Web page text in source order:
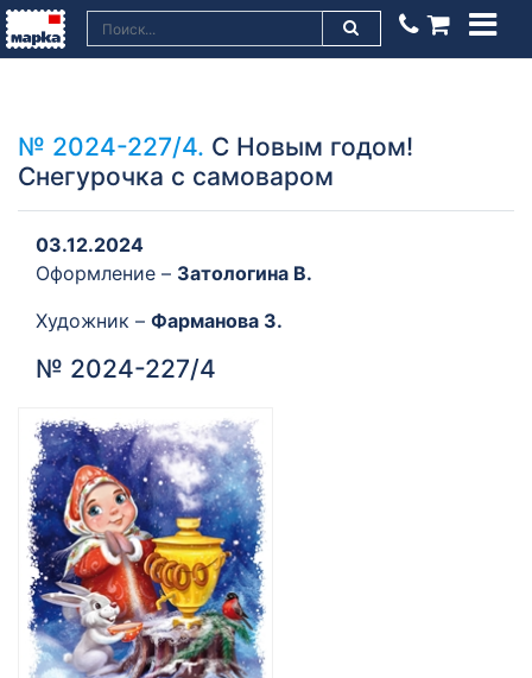
№ 2024-227/4. С Новым годом!
Снегурочка с самоваром
03.12.2024
Оформление – Затологина В.
Художник – Фарманова З.
№ 2024-227/4